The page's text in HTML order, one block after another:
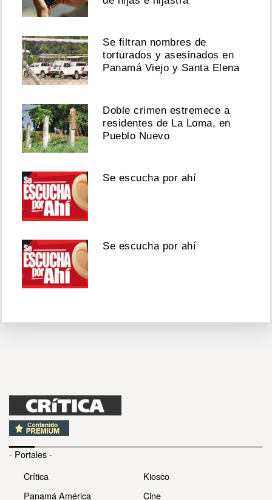
Se filtran nombres de
torturados y asesinados en
Panamá Viejo y Santa Elena
Doble crimen estremece a
residentes de La Loma, en
Pueblo Nuevo
Se escucha por ahí
Se escucha por ahí
- Portales -
Crítica
Panamá América
Kiosco
Cine